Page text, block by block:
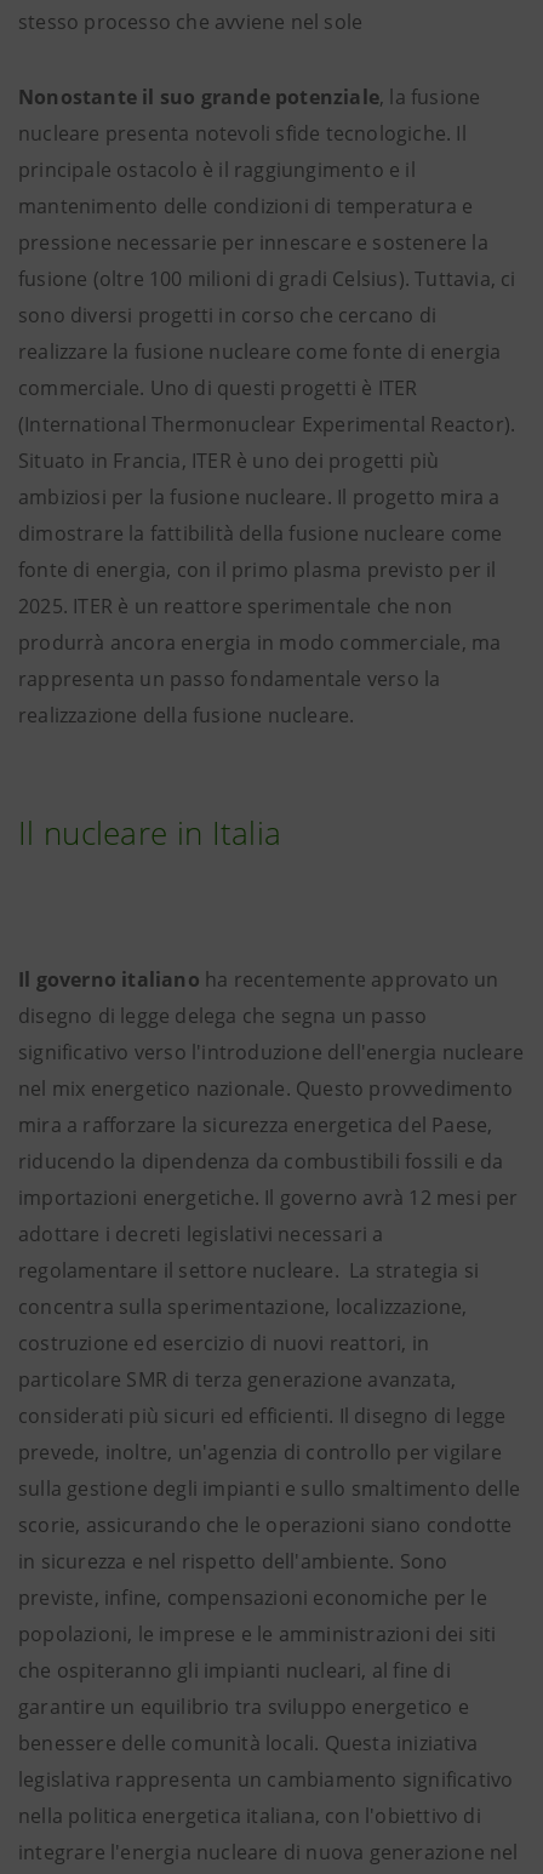
stesso processo che avviene nel sole
Nonostante il suo grande potenziale, la fusione
nucleare presenta notevoli sfide tecnologiche. Il
principale ostacolo è il raggiungimento e il
mantenimento delle condizioni di temperatura e
pressione necessarie per innescare e sostenere la
fusione (oltre 100 milioni di gradi Celsius). Tuttavia, ci
sono diversi progetti in corso che cercano di
realizzare la fusione nucleare come fonte di energia
commerciale. Uno di questi progetti è ITER
(International Thermonuclear Experimental Reactor).
Situato in Francia, ITER è uno dei progetti più
ambiziosi per la fusione nucleare. Il progetto mira a
dimostrare la fattibilità della fusione nucleare come
fonte di energia, con il primo plasma previsto per il
2025. ITER è un reattore sperimentale che non
produrrà ancora energia in modo commerciale, ma
rappresenta un passo fondamentale verso la
realizzazione della fusione nucleare.
Il nucleare in Italia
Il governo italiano ha recentemente approvato un
disegno di legge delega che segna un passo
significativo verso l'introduzione dell'energia nucleare
nel mix energetico nazionale. Questo provvedimento
mira a rafforzare la sicurezza energetica del Paese,
riducendo la dipendenza da combustibili fossili e da
importazioni energetiche. Il governo avrà 12 mesi per
adottare i decreti legislativi necessari a
regolamentare il settore nucleare. La strategia si
concentra sulla sperimentazione, localizzazione,
costruzione ed esercizio di nuovi reattori, in
particolare SMR di terza generazione avanzata,
considerati più sicuri ed efficienti. Il disegno di legge
prevede, inoltre, un'agenzia di controllo per vigilare
sulla gestione degli impianti e sullo smaltimento delle
scorie, assicurando che le operazioni siano condotte
in sicurezza e nel rispetto dell'ambiente. Sono
previste, infine, compensazioni economiche per le
popolazioni, le imprese e le amministrazioni dei siti
che ospiteranno gli impianti nucleari, al fine di
garantire un equilibrio tra sviluppo energetico e
benessere delle comunità locali. Questa iniziativa
legislativa rappresenta un cambiamento significativo
nella politica energetica italiana, con l'obiettivo di
integrare l'energia nucleare di nuova generazione nel